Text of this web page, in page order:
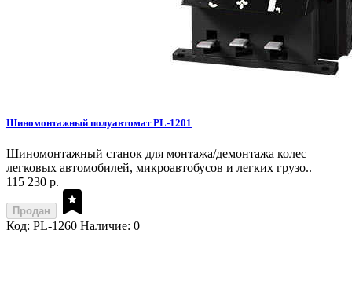
Шиномонтажный полуавтомат PL-1201
Шиномонтажный станок для монтажа/демонтажа колес
легковых автомобилей, микроавтобусов и легких грузо..
115 230 р.
Продан
Код: PL-1260 Наличие: 0